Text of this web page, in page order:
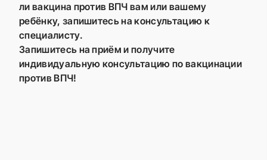
ли вакцина против ВПЧ вам или вашему
ребёнку, запишитесь на консультацию к
специалисту.
Запишитесь на приём и получите
индивидуальную консультацию по вакцинации
против ВПЧ!